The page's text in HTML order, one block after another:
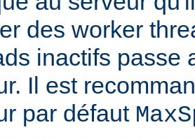
des worker
inactifs passe
Il est
par défaut